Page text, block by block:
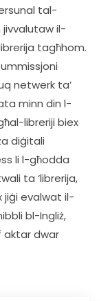
tal-
il-
tagħhom.
netwerk ta’
minn din l-
libreriji biex
diġitali
li l-għodda
ta ‘librerija,
jiġi evalwat il-
bl-Ingliż,
aktar dwar